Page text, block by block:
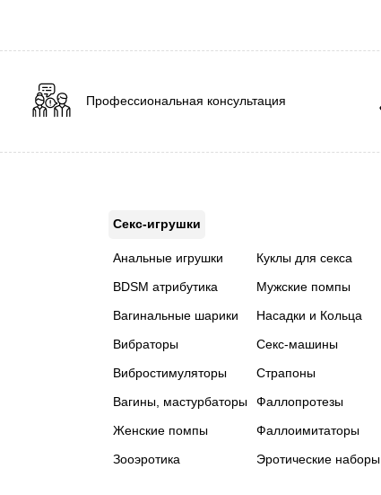
Профессиональная консультация
Секс-игрушки
Анальные игрушки
BDSM атрибутика
Вагинальные шарики
Вибраторы
Вибростимуляторы
Вагины, мастурбаторы
Женские помпы
Зооэротика
Куклы для секса
Мужские помпы
Насадки и Кольца
Секс-машины
Страпоны
Фаллопротезы
Фаллоимитаторы
Эротические наборы